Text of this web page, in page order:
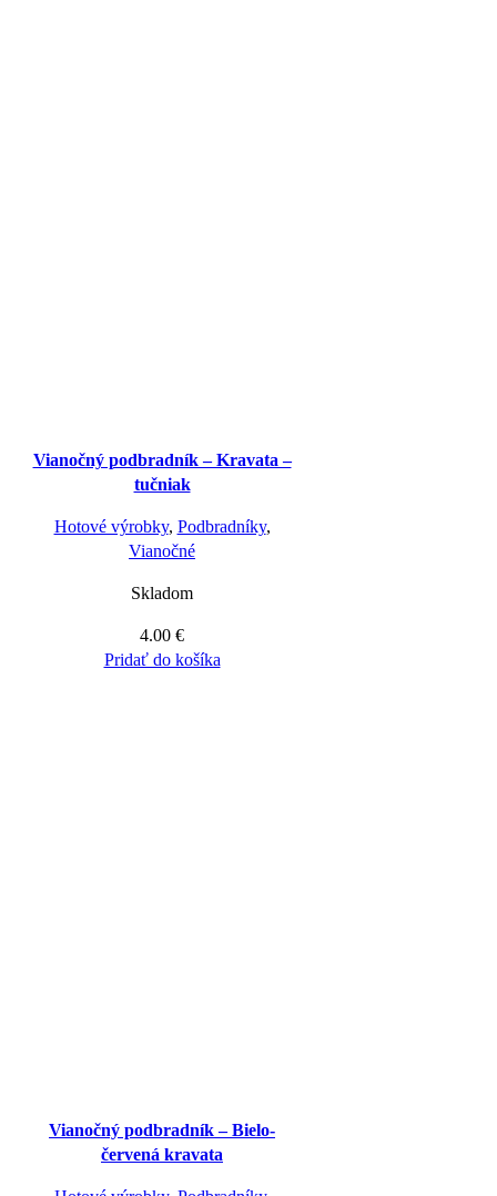
Vianočný podbradník – Kravata –
tučniak
Hotové výrobky, Podbradníky,
Vianočné
Skladom
4.00 €
Pridať do košíka
Vianočný podbradník – Bielo-
červená kravata